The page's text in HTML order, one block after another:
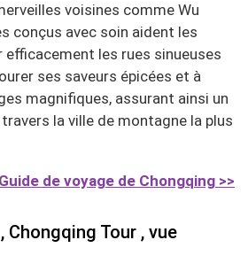
voisines comme Wu
conçus avec soin aident les
efficacement les rues sinueuses
ses saveurs épicées et à
magnifiques, assurant ainsi un
la ville de montagne la plus
Guide de voyage de Chongqing >>
Chongqing Tour , vue